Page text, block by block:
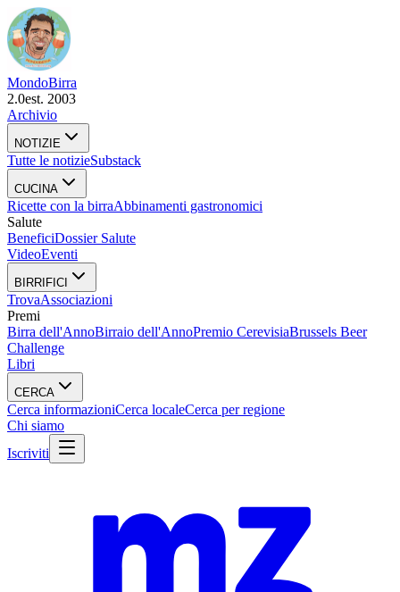
MondoBirra
2.0est. 2003
Archivio
NOTIZIE
Tutte le notizieSubstack
CUCINA
Ricette con la birraAbbinamenti gastronomici
Salute
BeneficiDossier Salute
VideoEventi
BIRRIFICI
TrovaAssociazioni
Premi
Birra dell'AnnoBirraio dell'AnnoPremio CerevisiaBrussels Beer
Challenge
Libri
CERCA
Cerca informazioniCerca localeCerca per regione
Chi siamo
Iscriviti